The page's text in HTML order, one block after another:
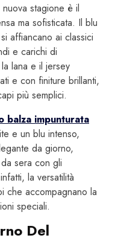
stagione è il
ma sofisticata. Il blu
affiancano ai classici
e carichi di
lana e il jersey
e con finiture brillanti,
più semplici.
balza impunturata
e un blu intenso,
da giorno,
sera con gli
la versatilità
che accompagnano la
speciali.
Del